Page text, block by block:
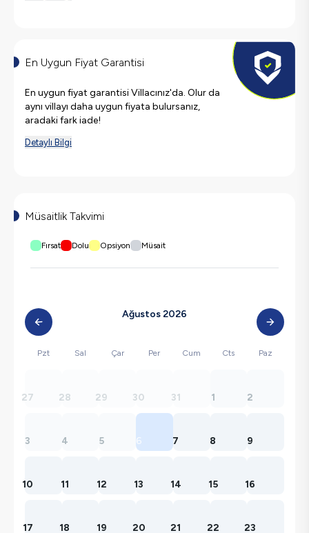
En Uygun Fiyat Garantisi
En uygun fiyat garantisi Villacınız'da. Olur da
aynı villayı daha uygun fiyata bulursanız,
aradaki fark iade!
Detaylı Bilgi
Müsaitlik Takvimi
Fırsat Dolu Opsiyon Müsait
Ağustos 2026
Pzt Sal Çar Per Cum Cts Paz
27 28 29 30 31 1 2
3 4 5 6 7 8 9
10 11 12 13 14 15 16
17 18 19 20 21 22 23